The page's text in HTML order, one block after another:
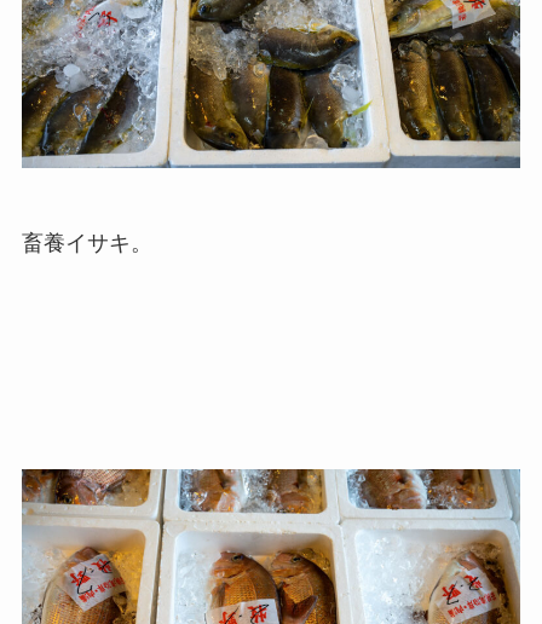
畜養イサキ。